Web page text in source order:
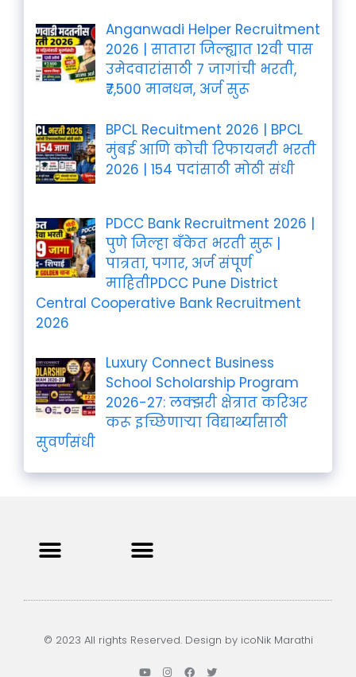
Anganwadi Helper Recruitment
2026 | सातारा जिल्ह्यात 12वी पास
उमेदवारांसाठी 7 जागांची भरती,
₹7,500 मानधन, अर्ज सुरू
BPCL Recuitment 2026 | BPCL
मुंबई आणि कोची रिफायनरी भरती
2026 | 154 पदांसाठी मोठी संधी
PDCC Bank Recruitment 2026 |
पुणे जिल्हा बँकेत भरती सुरू |
पात्रता, पगार, अर्ज संपूर्ण
माहितीPDCC Pune District
Central Cooperative Bank Recruitment
2026
Luxury Connect Business
School Scholarship Program
2026-27: लक्झरी क्षेत्रात करिअर
करू इच्छिणाऱ्या विद्यार्थ्यांसाठी
सुवर्णसंधी
© 2023 All rights Reserved. Design by icoNik Marathi